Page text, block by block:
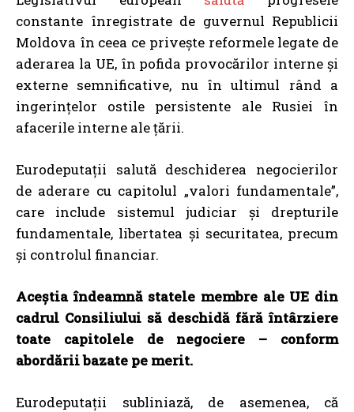
constante înregistrate de guvernul Republicii
Moldova în ceea ce privește reformele legate de
aderarea la UE, în pofida provocărilor interne și
externe semnificative, nu în ultimul rând a
ingerințelor ostile persistente ale Rusiei în
afacerile interne ale țării.
Eurodeputații salută deschiderea negocierilor
de aderare cu capitolul „valori fundamentale”,
care include sistemul judiciar și drepturile
fundamentale, libertatea și securitatea, precum
și controlul financiar.
Aceștia îndeamnă statele membre ale UE din
cadrul Consiliului să deschidă fără întârziere
toate capitolele de negociere – conform
abordării bazate pe merit.
Eurodeputații subliniază, de asemenea, că